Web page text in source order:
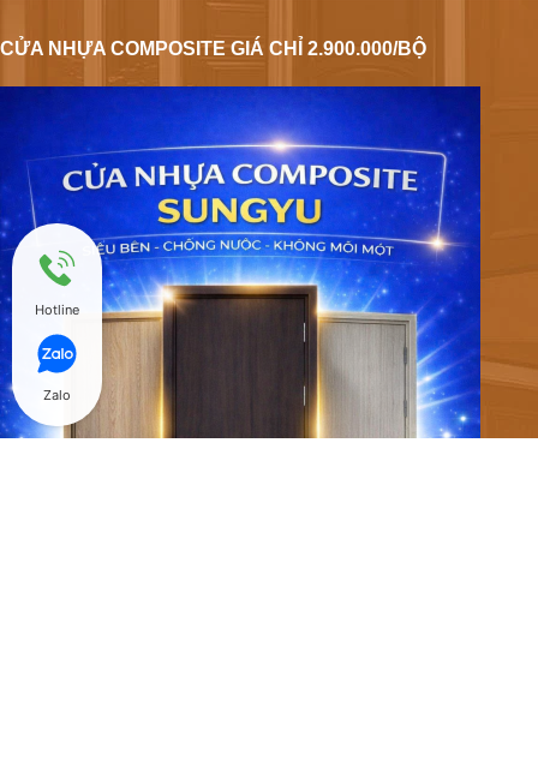
CỬA NHỰA COMPOSITE GIÁ CHỈ 2.900.000/BỘ
Hotline
Zalo